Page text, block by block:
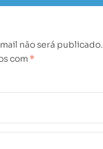
não será publicado.
com *